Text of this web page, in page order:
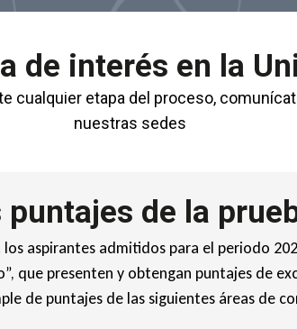
de interés en la
cualquier etapa del proceso,
nuestras sedes
de la
los aspirantes admitidos para el periodo
que presenten y obtengan puntajes de
de puntajes de las siguientes áreas de